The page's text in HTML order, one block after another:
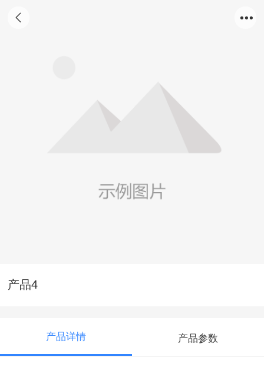
产品4
产品详情 产品参数